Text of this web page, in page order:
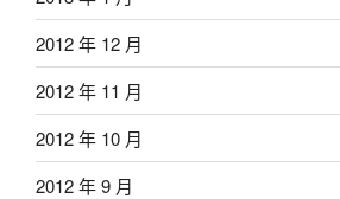
2012 年 12 月
2012 年 11 月
2012 年 10 月
2012 年 9 月